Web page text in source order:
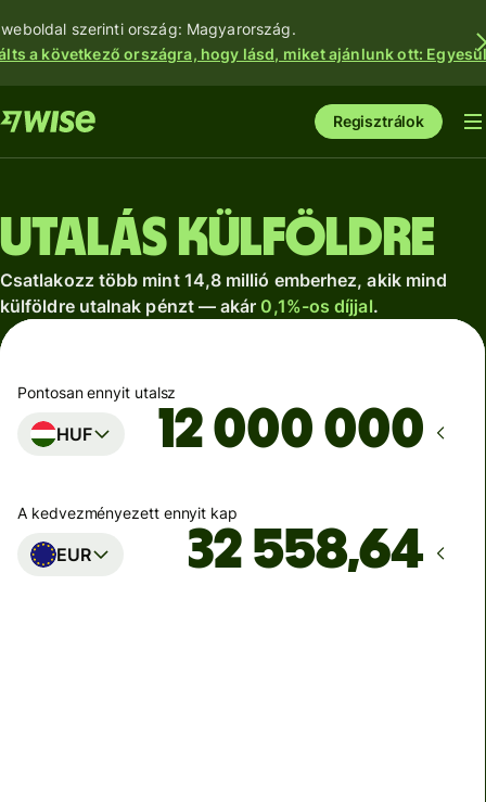
szerinti ország: Magyarország.
a következő országra, hogy lásd, miket ajánlunk ott:
Regisztrálok
Utalás külföldre
Csatlakozz több mint 14,8 millió emberhez, akik mind
külföldre utalnak pénzt — akár 0,1%-os díjjal.
Pontosan ennyit utalsz
HUF
A kedvezményezett ennyit kap
EUR